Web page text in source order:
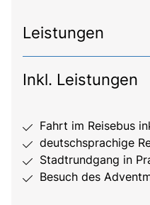
Leistungen
Inkl. Leistungen
Fahrt im Reisebus
deutschsprachige
Stadtrundgang in
Besuch des